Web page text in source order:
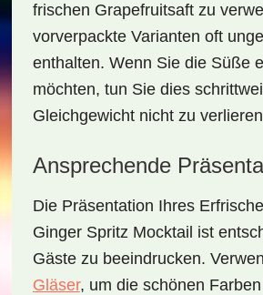
frischen Grapefruitsaft zu
vorverpackte Varianten oft
enthalten. Wenn Sie die Süße
möchten, tun Sie dies
Gleichgewicht nicht zu
Ansprechende
Die Präsentation Ihres
Ginger Spritz Mocktail ist
Gäste zu beeindrucken.
Gläser, um die schönen